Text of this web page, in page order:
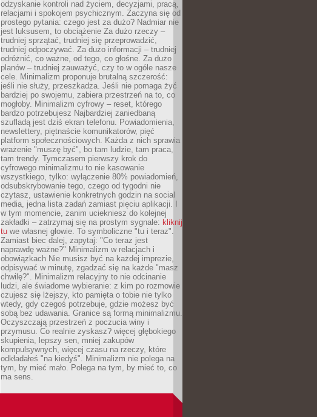
odzyskanie kontroli nad życiem, decyzjami, pracą,
relacjami i spokojem psychicznym. Zaczyna się od
prostego pytania: czego jest za dużo? Nadmiar nie
jest luksusem, to obciążenie Za dużo rzeczy –
trudniej sprzątać, trudniej się przeprowadzić,
trudniej odpoczywać. Za dużo informacji – trudniej
odróżnić, co ważne, od tego, co głośne. Za dużo
planów – trudniej zauważyć, czy to w ogóle nasze
cele. Minimalizm proponuje brutalną szczerość:
jeśli nie służy, przeszkadza. Jeśli nie pomaga żyć
bardziej po swojemu, zabiera przestrzeń na to, co
mogłoby. Minimalizm cyfrowy – reset, którego
bardzo potrzebujesz Najbardziej zaniedbaną
szufladą jest dziś ekran telefonu. Powiadomienia,
newslettery, piętnaście komunikatorów, pięć
platform społecznościowych. Każda z nich sprawia
wrażenie "muszę być", bo tam ludzie, tam praca,
tam trendy. Tymczasem pierwszy krok do
cyfrowego minimalizmu to nie kasowanie
wszystkiego, tylko: wyłączenie 80% powiadomień,
odsubskrybowanie tego, czego od tygodni nie
czytasz, ustawienie konkretnych godzin na social
media, jedna lista zadań zamiast pięciu aplikacji. I
w tym momencie, zanim uciekniesz do kolejnej
zakładki – zatrzymaj się na prostym sygnale: kliknij
tu we własnej głowie. To symboliczne "tu i teraz".
Zamiast biec dalej, zapytaj: "Co teraz jest
naprawdę ważne?" Minimalizm w relacjach i
obowiązkach Nie musisz być na każdej imprezie,
odpisywać w minutę, zgadzać się na każde "masz
chwilę?". Minimalizm relacyjny to nie odcinanie
ludzi, ale świadome wybieranie: z kim po rozmowie
czujesz się lżejszy, kto pamięta o tobie nie tylko
wtedy, gdy czegoś potrzebuje, gdzie możesz być
sobą bez udawania. Granice są formą minimalizmu.
Oczyszczają przestrzeń z poczucia winy i
przymusu. Co realnie zyskasz? więcej głębokiego
skupienia, lepszy sen, mniej zakupów
kompulsywnych, więcej czasu na rzeczy, które
odkładałeś "na kiedyś". Minimalizm nie polega na
tym, by mieć mało. Polega na tym, by mieć to, co
ma sens.